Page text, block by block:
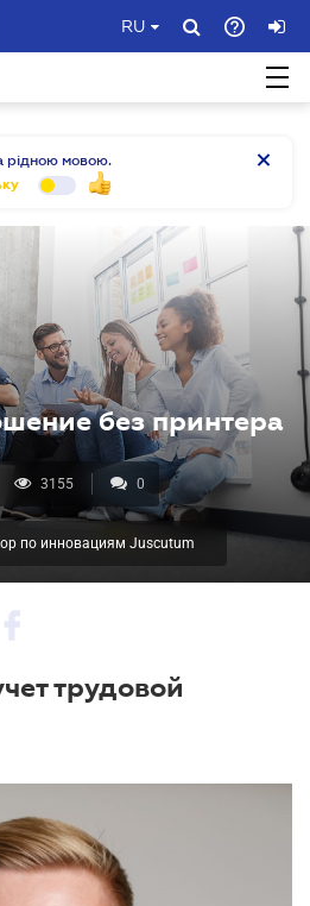
RU
рідною мовою.
без принтера
3155 0
по инновациям Juscutum
трудовой